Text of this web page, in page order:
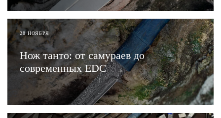
ЧИТАТЬ
28 НОЯБРЯ
Нож танто: от самураев до
современных EDC
ЧИТАТЬ